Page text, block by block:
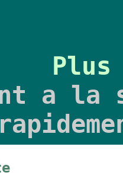
a la